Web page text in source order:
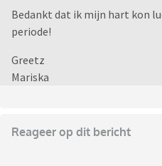
Bedankt dat ik mijn hart kon
periode!
Greetz
Mariska
Reageer op dit bericht